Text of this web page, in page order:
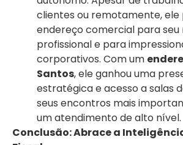
clientes ou remotamente, ele
endereço comercial para seu
profissional e para
corporativos. Com um
Santos, ele ganhou uma
estratégica e acesso a salas
seus encontros mais
um atendimento de alto nível.
Conclusão: Abrace a